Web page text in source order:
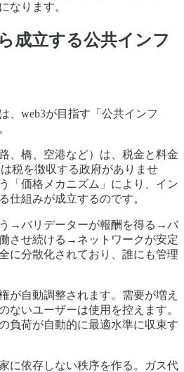
なります。
成立する公共インフ
、web3が目指す「公共インフ
、橋、空港など）は、税金と料金
税を徴収する政府がありませ
「価格メカニズム」により、イン
仕組みが成立するのです。
→バリデーターが報酬を得る→バ
させ続ける→ネットワークが安定
に分散化されており、誰にも管理
が自動調整されます。需要が増え
ないユーザーは使用を控えます。
負荷が自動的に最適水準に収束す
に依存しない秩序を作る。ガス代